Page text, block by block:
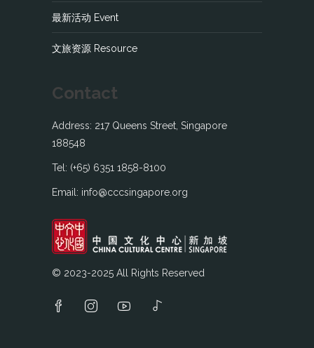
最新活动 Event
文旅资源 Resource
Contact
Address: 217 Queens Street, Singapore
188548
Tel: (+65) 6351 1858-8100
Email: info@cccsingapore.org
© 2023-2025 All Rights Reserved